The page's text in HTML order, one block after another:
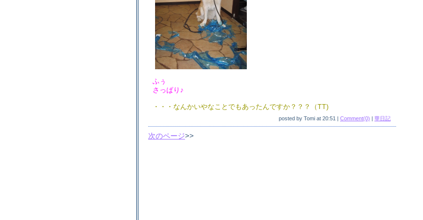
ふぅ
さっぱり♪
・・・なんかいやなことでもあったんですか？？？（TT)
posted by Tomi at 20:51 | Comment(0) | 華日記
次のページ>>